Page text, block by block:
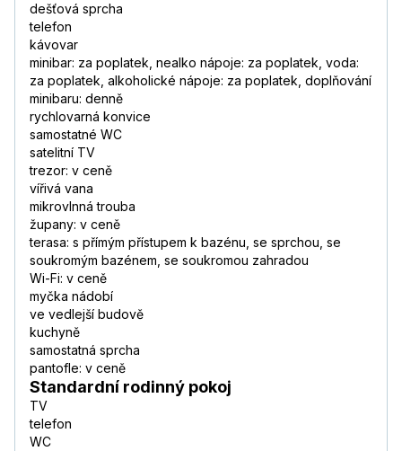
dešťová sprcha
telefon
kávovar
minibar: za poplatek, nealko nápoje: za poplatek, voda:
za poplatek, alkoholické nápoje: za poplatek, doplňování
minibaru: denně
rychlovarná konvice
samostatné WC
satelitní TV
trezor: v ceně
vířivá vana
mikrovlnná trouba
župany: v ceně
terasa: s přímým přístupem k bazénu, se sprchou, se
soukromým bazénem, se soukromou zahradou
Wi-Fi: v ceně
myčka nádobí
ve vedlejší budově
kuchyně
samostatná sprcha
pantofle: v ceně
Standardní rodinný pokoj
TV
telefon
WC